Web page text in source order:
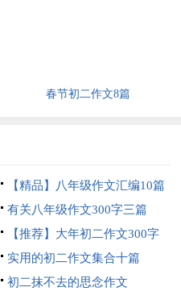
春节初二作文8篇
【精品】八年级作文汇编10篇
有关八年级作文300字三篇
【推荐】大年初二作文300字
四篇
实用的初二作文集合十篇
初二抹不去的思念作文